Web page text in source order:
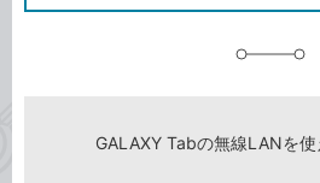
GALAXY Tabの無線LANを